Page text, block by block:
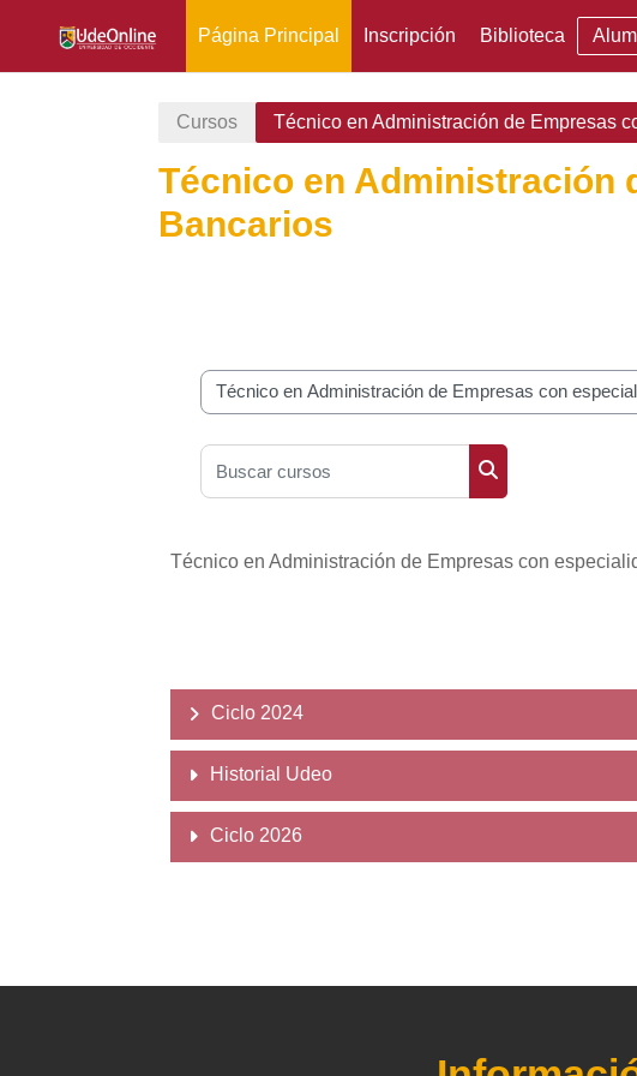
Página Principal Inscripción Biblioteca
Cursos Técnico en Administración de Empresas
Técnico en Administración
Bancarios
Categorías
Buscar cursos
Buscar cursos
Técnico en Administración de Empresas con
Ciclo 2024
Historial Udeo
Ciclo 2026